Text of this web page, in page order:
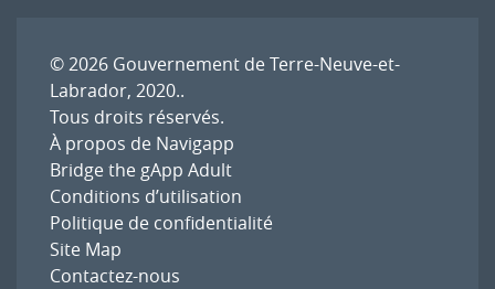
© 2026 Gouvernement de Terre-Neuve-et-
Labrador, 2020..
Tous droits réservés.
À propos de Navigapp
Bridge the gApp Adult
Conditions d’utilisation
Politique de confidentialité
Site Map
Contactez-nous